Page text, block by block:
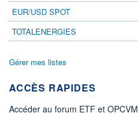
ÉLIGIBILITÉ
PEA PEA-PME
CTO BUSINESS
Non éligible Boursobank
ACTIF NET (EUR)
EUR/USD SPOT
TOTALENERGIES
Gérer mes listes
ACCÈS RAPIDES
Accéder au forum ETF et OPCVM